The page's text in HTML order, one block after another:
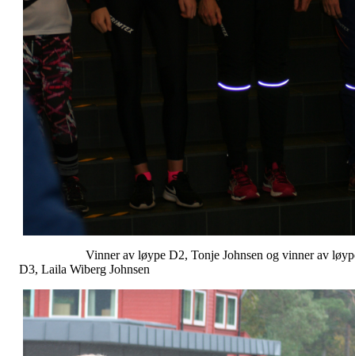
Vinner av løype D2, Tonje Johnsen og vinner av
D3, Laila Wiberg Johnsen